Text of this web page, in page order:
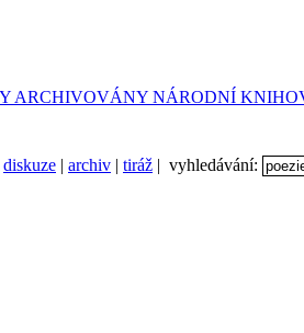
diskuze | archiv | tiráž | vyhledávání: